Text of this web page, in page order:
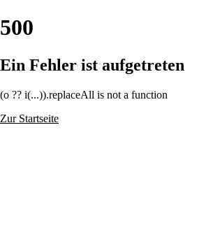
500
Ein Fehler ist aufgetreten
(o ?? i(...)).replaceAll is not a function
Zur Startseite